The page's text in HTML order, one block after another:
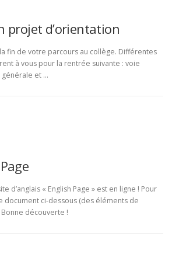
projet d’orientation
fin de votre parcours au collège. Différentes
à vous pour la rentrée suivante : voie
et …
d’anglais « English Page » est en ligne ! Pour
document ci-dessous (des éléments de
Bonne découverte !